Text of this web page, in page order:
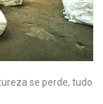
se perde, tudo